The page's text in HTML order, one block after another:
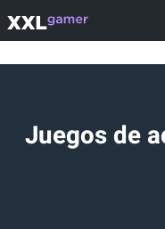
Juegos de